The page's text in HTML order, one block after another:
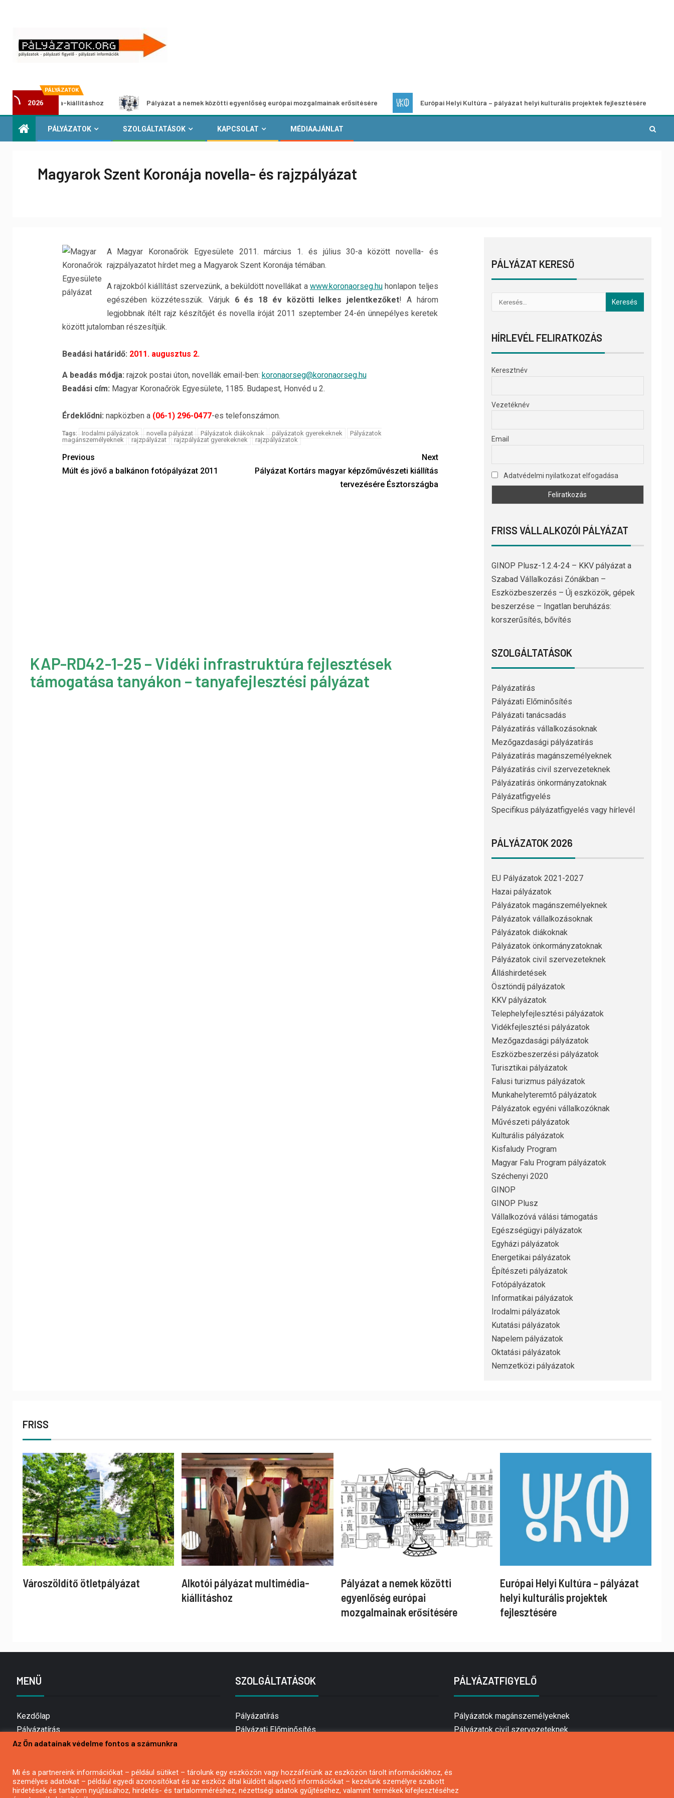
PÁLYÁZATOK
2026
kiállításhoz Pályázat a nemek közötti egyenlőség európai mozgalmainak erősítésére Európai Helyi Kultúra – pályázat helyi kulturális projektek fejlesztésére
PÁLYÁZATOK SZOLGÁLTATÁSOK KAPCSOLAT MÉDIAAJÁNLAT
Magyarok Szent Koronája novella- és rajzpályázat
A Magyar Koronaőrök Egyesülete 2011. március 1. és július 30-a között novella- és
rajzpályazatot hírdet meg a Magyarok Szent Koronája témában.
A rajzokból kiállítást szervezünk, a beküldött novellákat a www.koronaorseg.huhonlapon teljes
egészében közzétesszük. Várjuk 6 és 18 év közötti lelkes jelentkezőket! A három
legjobbnak ítélt rajz készítőjét és novella íróját 2011 szeptember 24-én ünnepélyes keretek
között jutalomban részesítjük.
Beadási határidő: 2011. augusztus 2.
A beadás módja: rajzok postai úton, novellák email-ben: koronaorseg@koronaorseg.hu
Beadási cím: Magyar Koronaőrök Egyesülete, 1185. Budapest, Honvéd u 2.
Érdeklődni: napközben a (06-1) 296-0477-es telefonszámon.
Tags: Irodalmi pályázatok novella pályázat Pályázatok diákoknak pályázatok gyerekeknek
Pályázatok
magánszemélyeknek
rajzpályázat rajzpályázat gyerekeknek rajzpályázatok
Previous
Múlt és jövő a balkánon fotópályázat 2011
Next
Pályázat Kortárs magyar képzőművészeti kiállítás
tervezésére Észtországba
KAP-RD42-1-25 – Vidéki infrastruktúra fejlesztések
támogatása tanyákon – tanyafejlesztési pályázat
PÁLYÁZAT KERESŐ
HÍRLEVÉL FELIRATKOZÁS
Keresztnév
Vezetéknév
Email
Adatvédelmi nyilatkozat elfogadása
FRISS VÁLLALKOZÓI PÁLYÁZAT
GINOP Plusz-1.2.4-24 – KKV pályázat a
Szabad Vállalkozási Zónákban –
Eszközbeszerzés – Új eszközök, gépek
beszerzése – Ingatlan beruházás:
korszerűsítés, bővítés
SZOLGÁLTATÁSOK
Pályázatírás
Pályázati Előminősítés
Pályázati tanácsadás
Pályázatírás vállalkozásoknak
Mezőgazdasági pályázatírás
Pályázatírás magánszemélyeknek
Pályázatírás civil szervezeteknek
Pályázatírás önkormányzatoknak
Pályázatfigyelés
Specifikus pályázatfigyelés vagy hírlevél
PÁLYÁZATOK 2026
EU Pályázatok 2021-2027
Hazai pályázatok
Pályázatok magánszemélyeknek
Pályázatok vállalkozásoknak
Pályázatok diákoknak
Pályázatok önkormányzatoknak
Pályázatok civil szervezeteknek
Álláshirdetések
Ösztöndíj pályázatok
KKV pályázatok
Telephelyfejlesztési pályázatok
Vidékfejlesztési pályázatok
Mezőgazdasági pályázatok
Eszközbeszerzési pályázatok
Turisztikai pályázatok
Falusi turizmus pályázatok
Munkahelyteremtő pályázatok
Pályázatok egyéni vállalkozóknak
Művészeti pályázatok
Kulturális pályázatok
Kisfaludy Program
Magyar Falu Program pályázatok
Széchenyi 2020
GINOP
GINOP Plusz
Vállalkozóvá válási támogatás
Egészségügyi pályázatok
Egyházi pályázatok
Energetikai pályázatok
Építészeti pályázatok
Fotópályázatok
Informatikai pályázatok
Irodalmi pályázatok
Kutatási pályázatok
Napelem pályázatok
Oktatási pályázatok
Nemzetközi pályázatok
FRISS
Városzöldítő ötletpályázat
Alkotói pályázat multimédia-
kiállításhoz
Pályázat a nemek közötti
egyenlőség európai
mozgalmainak erősítésére
Európai Helyi Kultúra – pályázat
helyi kulturális projektek
fejlesztésére
MENÜ
Kezdőlap
Pályázatírás
Bemutatkozás
Hírlevél feliratkozás
Impresszum
SZOLGÁLTATÁSOK
Pályázatírás
Pályázati Előminősítés
Mezőgazdasági pályázatírás
Pályázatírás magánszemélyeknek
PÁLYÁZATFIGYELŐ
Pályázatok magánszemélyeknek
Pályázatok civil szervezeteknek
Az Ön adatainak védelme fontos a számunkra
Mi és a partnereink információkat – például sütiket – tárolunk egy eszközön vagy hozzáférünk az eszközön tárolt információkhoz, és
személyes adatokat – például egyedi azonosítókat és az eszköz által küldött alapvető információkat – kezelünk személyre szabott
hirdetések és tartalom nyújtásához, hirdetés- és tartalomméréshez, nézettségi adatok gyűjtéséhez, valamint termékek kifejlesztéséhez